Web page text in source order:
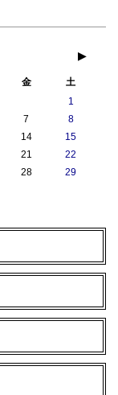
ング（自然光、スタ
郭強調照明、ステー
ジ照明、
（モノ）、ハイキー
明（モノ））
ド
撮影
▶
金
土
1
7
8
14
15
21
22
28
29